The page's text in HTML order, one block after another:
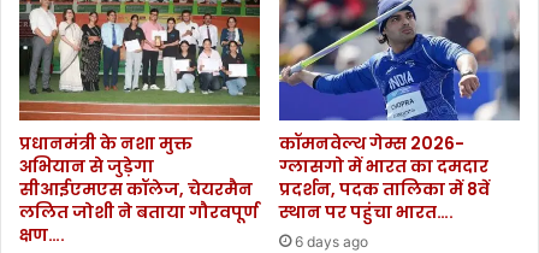
दे
प्रधानमंत्री के नशा मुक्त
अभियान से जुड़ेगा
सीआईएमएस कॉलेज, चेयरमैन
ललित जोशी ने बताया गौरवपूर्ण
क्षण….
कॉमनवेल्थ गेम्स 2026-
ग्लासगो में भारत का दमदार
प्रदर्शन, पदक तालिका में 8वें
स्थान पर पहुंचा भारत….
6 days ago